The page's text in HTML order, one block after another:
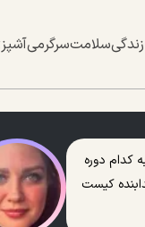
سلامتسرگرمی
کدام دوره
کیست